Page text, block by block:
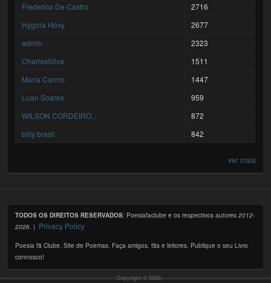
Frederico De Castro
2716
Hygora Hoxy
2677
admin
2323
CharlesSilva
1511
Maria Carmo
1447
Luan Soares
959
WILSON CORDEIRO...
872
billy brasil
842
ver mais
TODOS OS DIREITOS RESERVADOS: Poesiafaclube e os respectivos autores2012-
2026 . | Privacy Policy
Poesia fã Clube. Site de Poemas. Faça amigos, fãs e leitores. Publique o seu Livro
connosco!
Copyright © 2026,